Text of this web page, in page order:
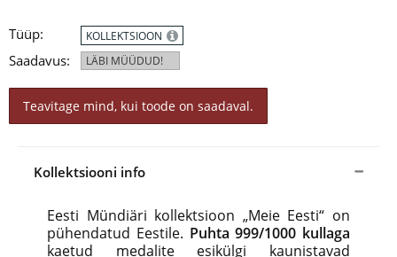
Tüüp:
Saadavus:
KOLLEKTSIOON
LÄBI MÜÜDUD!
Teavitage mind, kui toode on saadaval.
Kollektsiooni info
Eesti Mündiäri kollektsioon „Meie Eesti“ on
pühendatud Eestile. Puhta 999/1000 kullaga
kaetud medalite esikülgi kaunistavad